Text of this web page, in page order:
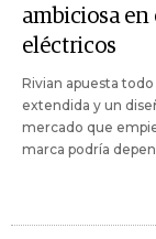
ambiciosa
eléctricos
Rivian apuesta
extendida y un
mercado que
marca podría